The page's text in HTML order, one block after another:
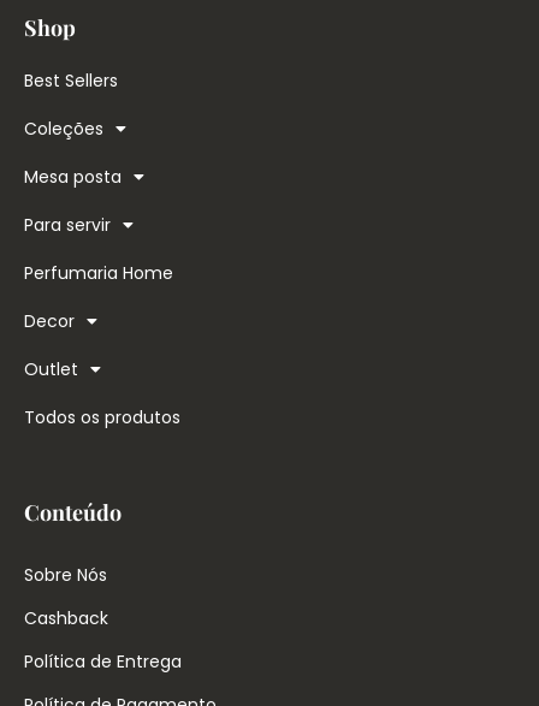
Shop
Best Sellers
Coleções
Mesa posta
Para servir
Perfumaria Home
Decor
Outlet
Todos os produtos
Conteúdo
Sobre Nós
Cashback
Política de Entrega